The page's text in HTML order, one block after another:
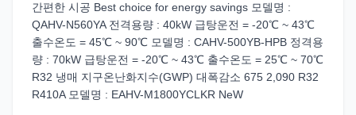
간편한 시공 Best choice for energy savings 모델명 :
QAHV-N560YA 전격용량 : 40kW 급탕운전 = -20℃ ~ 43℃
출수온도 = 45℃ ~ 90℃ 모델명 : CAHV-500YB-HPB 정격용
량 : 70kW 급탕운전 = -20℃ ~ 43℃ 출수온도 = 25℃ ~ 70℃
R32 냉매 지구온난화지수(GWP) 대폭감소 675 2,090 R32
R410A 모델명 : EAHV-M1800YCLKR NeW